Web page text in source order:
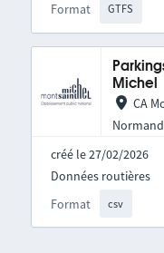
Format GTFS
Michel
CA
créé le 27/02/2026
Format csv
Données routières